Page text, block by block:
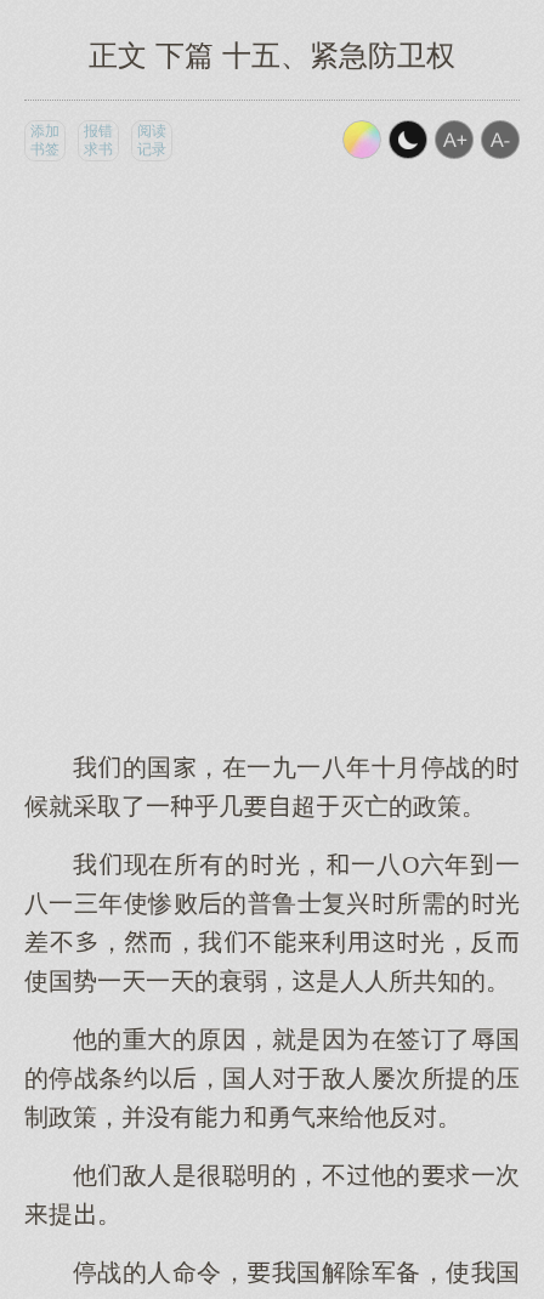
正文 下篇 十五、紧急防卫权
添加
书签
报错
求书
阅读
记录
我的国，在一九一八年十月停战的
候就采取了一乎几超灭亡的政策。
我现在所有的光，一八O六年一
八一三年使惨败的普鲁士复兴所需的光
差不，，我不利光，反
使国势一一的衰弱，是人人所共知的。
他的重的原因，就是因在签订了辱国
的停战条约，国人敌人屡次所提的压
制政策，并有力勇气给他反。
他敌人是很聪明的，不他的求一次
提。
停战的人命令，我国解除军备，使我国